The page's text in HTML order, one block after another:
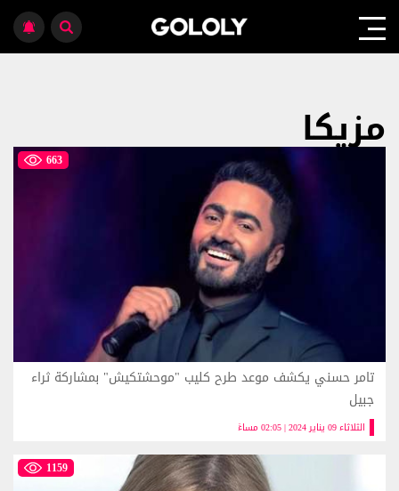
مزيكا
663
الثلاثاء 09 يناير 2024 | 02:05 مساءً
تامر حسني يكشف موعد طرح كليب "موحشتكيش" بمشاركة ثراء
جبيل
1159